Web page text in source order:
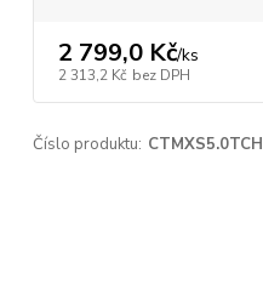
2 799,0 Kč/ks
2 313,2 Kč bez DPH
Číslo produktu: CTMXS5.0TCH